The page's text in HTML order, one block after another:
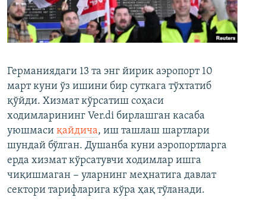
Германиядаги 13 та энг йирик аэропорт 10
март куни ўз ишини бир суткага тўхтатиб
қўйди. Хизмат кўрсатиш соҳаси
ходимларининг Ver.di бирлашган касаба
уюшмаси қайдича, иш ташлаш шартлари
шундай бўлган. Душанба куни аэропортларга
ерда хизмат кўрсатувчи ходимлар ишга
чиқишмаган − уларнинг меҳнатига давлат
сектори тарифларига кўра ҳақ тўланади.